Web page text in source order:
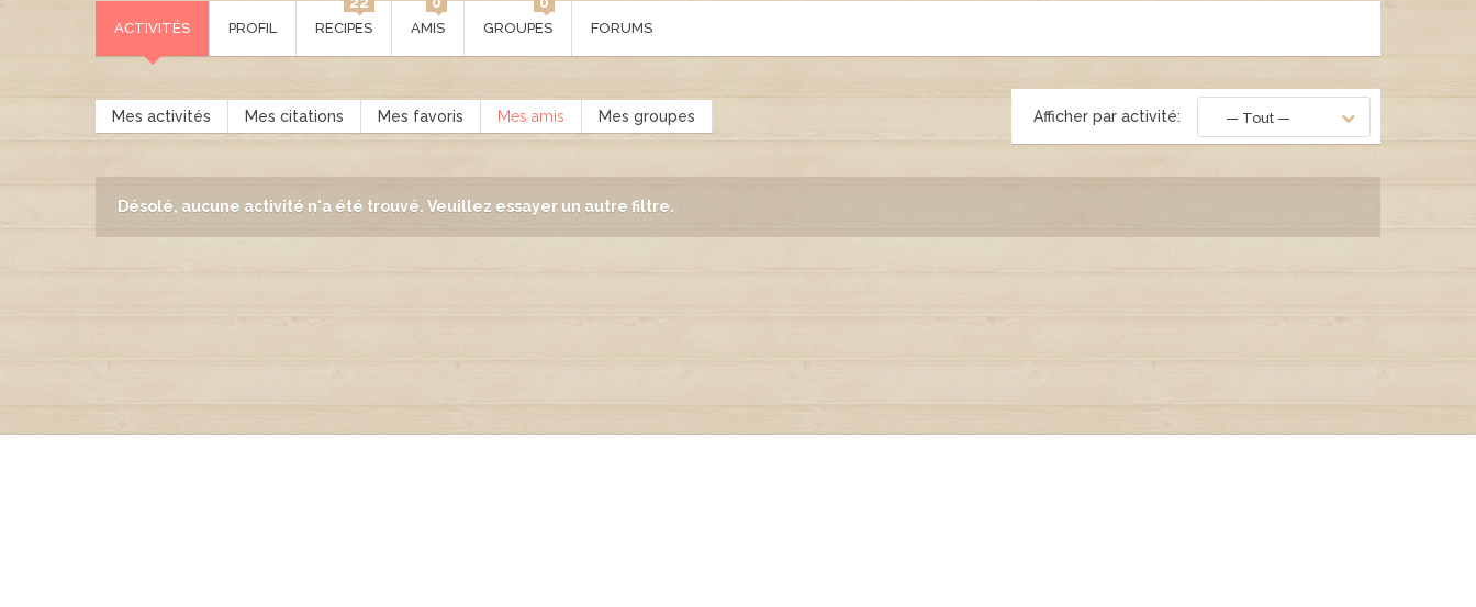
ACTIVITÉS PROFIL RECIPES AMIS GROUPES FORUMS
Mes activités Mes citations Mes favoris Mes amis Mes groupes Afficher par activité: — Tout —
Désolé, aucune activité n'a été trouvé. Veuillez essayer un autre filtre.